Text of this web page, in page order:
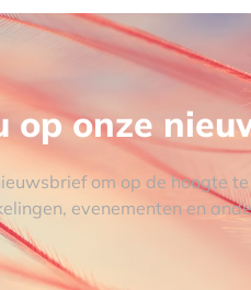
op onze
om op de hoogte
evenementen en